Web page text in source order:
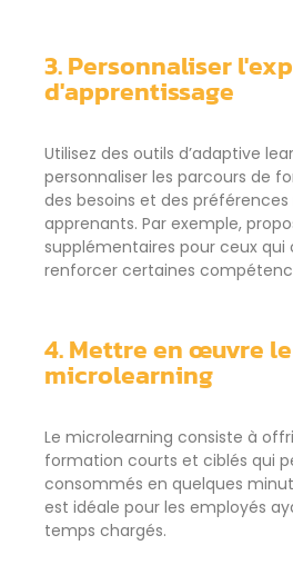
3. Personnaliser
d'apprentissage
Utilisez des outils d’adaptive
personnaliser les parcours de
des besoins et des préférences
apprenants. Par exemple,
supplémentaires pour ceux qui
renforcer certaines
4. Mettre enœuvre le
microlearning
Le microlearning consiste à
formation courts et ciblés qui
consommés en quelques
est idéale pour les employés
temps chargés.